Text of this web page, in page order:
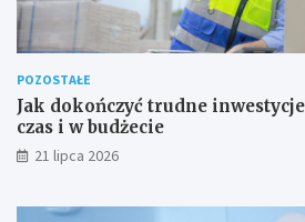
POZOSTAŁE
Jak dokończyć trudne
czas i w budżecie
21 lipca 2026